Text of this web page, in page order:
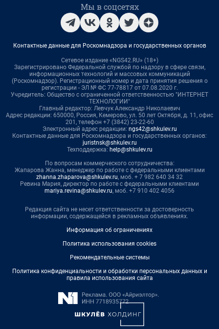
Мы в соцсетях
Контактные данные для Роскомнадзора и государственных органов
Сетевое издание «NGS42.RU» (18+)
Зарегистрировано Федеральной службой по надзору в сфере связи,
информационных технологий и массовых коммуникаций
(Роскомнадзор). Регистрационный номер и дата принятия решения о
регистрации - ЭЛ № ФС 77-78817 от 07.08.2020 г.
Учредитель: Общество с ограниченной ответственностью "ИНТЕРНЕТ
ТЕХНОЛОГИИ"
Главный редактор: Левчук Александр Николаевич
Адрес редакции: 650000, Россия, Кемерово, ул. 50 лет Октября, д. 11, офис
201, телефон +7 (3842) 23-22-60
Электронный адрес редакции: ngs42@shkulev.ru
Контактные данные для Роскомнадзора и государственных органов:
juristnsk@shkulev.ru
Техподдержка: help@shkulev.ru
По вопросам коммерческого сотрудничества:
Жапарова Жанна, менеджер по работе с федеральными клиентами
zhanna.zhaparova@shkulev.ru, моб. + 7 982 640 34 32
Ревина Мария, директор по работе с федеральными клиентами
mariya.revina@shkulev.ru, моб. +7 910 402 4056
Редакция сайта не несет ответственности за достоверность
информации, содержащейся в рекламных объявлениях.
Информация об ограничениях
Политика использования cookies
Рекомендательные системы
Политика конфиденциальности и обработки персональных данных и
правила использования сайта